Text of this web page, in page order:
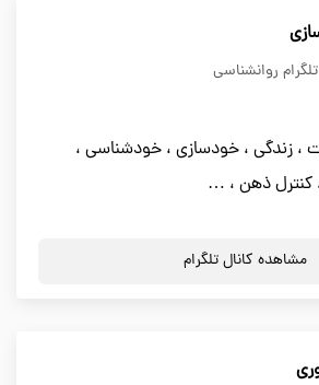
روانشناسی
، زندگی ، خودسازی ، خودشناسی ،
کنترل ذهن ، …
مشاهده کانال تلگرام